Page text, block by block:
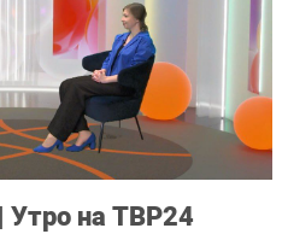
Утро на ТВР24